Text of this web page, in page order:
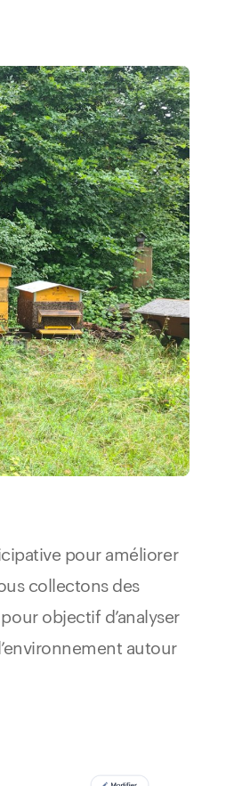
pour améliorer
collectons des
objectif d’analyser
autour